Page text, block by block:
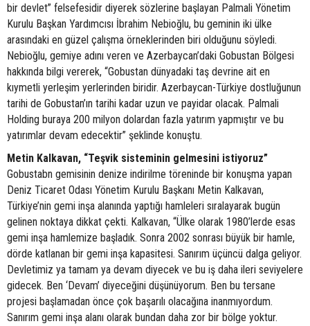
bir devlet” felsefesidir diyerek sözlerine başlayan Palmali Yönetim
Kurulu Başkan Yardımcısı İbrahim Nebioğlu, bu geminin iki ülke
arasındaki en güzel çalışma örneklerinden biri olduğunu söyledi.
Nebioğlu, gemiye adını veren ve Azerbaycan’daki Gobustan Bölgesi
hakkında bilgi vererek, “Gobustan dünyadaki taş devrine ait en
kıymetli yerleşim yerlerinden biridir. Azerbaycan-Türkiye dostluğunun
tarihi de Gobustan’ın tarihi kadar uzun ve payidar olacak. Palmali
Holding buraya 200 milyon dolardan fazla yatırım yapmıştır ve bu
yatırımlar devam edecektir” şeklinde konuştu.
Metin Kalkavan, “Teşvik sisteminin gelmesini istiyoruz”
Gobustabn gemisinin denize indirilme töreninde bir konuşma yapan
Deniz Ticaret Odası Yönetim Kurulu Başkanı Metin Kalkavan,
Türkiye’nin gemi inşa alanında yaptığı hamleleri sıralayarak bugün
gelinen noktaya dikkat çekti. Kalkavan, “Ülke olarak 1980’lerde esas
gemi inşa hamlemize başladık. Sonra 2002 sonrası büyük bir hamle,
dörde katlanan bir gemi inşa kapasitesi. Sanırım üçüncü dalga geliyor.
Devletimiz ya tamam ya devam diyecek ve bu iş daha ileri seviyelere
gidecek. Ben ‘Devam’ diyeceğini düşünüyorum. Ben bu tersane
projesi başlamadan önce çok başarılı olacağına inanmıyordum.
Sanırım gemi inşa alanı olarak bundan daha zor bir bölge yoktur.